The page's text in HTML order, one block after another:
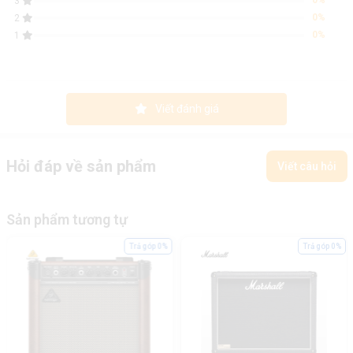
2
0%
1
0%
Viết đánh giá
Hỏi đáp về sản phẩm Viết câu hỏi
Sản phẩm tương tự
Trả góp 0% Trả góp 0%